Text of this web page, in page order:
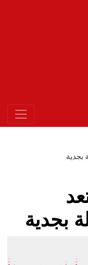
بجدية
بجدية